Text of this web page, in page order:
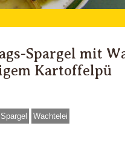
Spargel mit
Kartoffelpü
Spargel Wachtelei